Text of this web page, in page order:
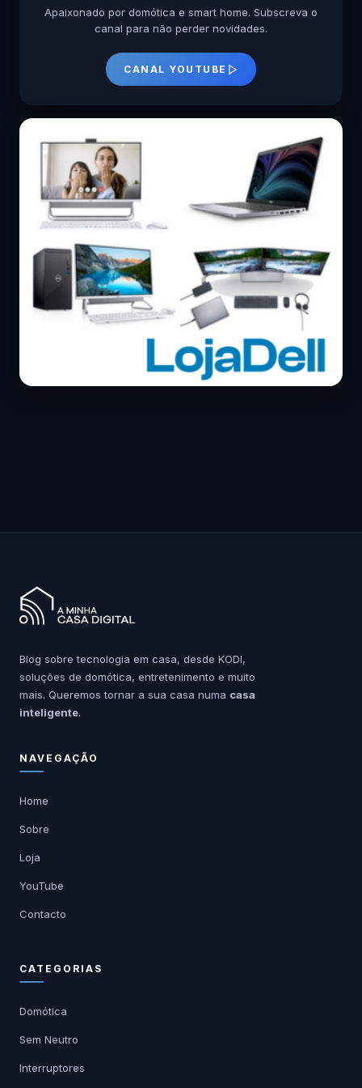
Apaixonado por domótica e smart home. Subscreva o
canal para não perder novidades.
CANAL YOUTUBE
Blog sobre tecnologia em casa, desde KODI,
soluções de domótica, entretenimento e muito
mais. Queremos tornar a sua casa numa casa
inteligente.
NAVEGAÇÃO
Home
Sobre
Loja
YouTube
Contacto
CATEGORIAS
Domótica
Sem Neutro
Interruptores